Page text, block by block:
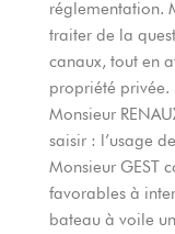
réglementation.
traiter de la
canaux, tout en
propriété privée.
Monsieur
saisir : l’usage
Monsieur GEST
favorables à
bateau à voile